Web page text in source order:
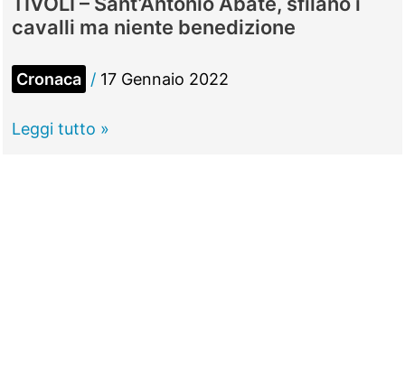
cavalli ma niente benedizione
Cronaca / 17 Gennaio 2022
TIVOLI
Leggi tutto »